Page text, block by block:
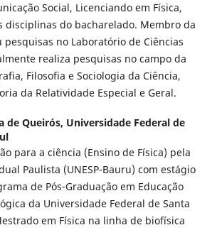
Social, Licenciando em Física,
disciplinas do bacharelado. Membro da
pesquisas no Laboratório de Ciências
realiza pesquisas no campo da
Filosofia e Sociologia da Ciência,
da Relatividade Especial e Geral.
de Queirós, Universidade Federal de
para a ciência (Ensino de Física) pela
Paulista (UNESP-Bauru) com estágio
de Pós-Graduação em Educação
da Universidade Federal de Santa
em Física na linha de biofísica